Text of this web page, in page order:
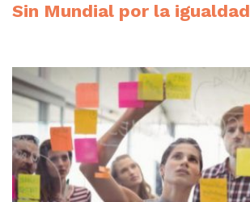
Sin Mundial por la igualdad